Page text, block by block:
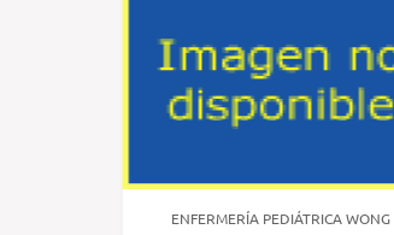
ENFERMERÍA PEDIÁTRICA WONG